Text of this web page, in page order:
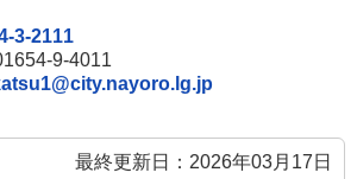
3-2111
9-4011
最終更新日：2026年03月17日